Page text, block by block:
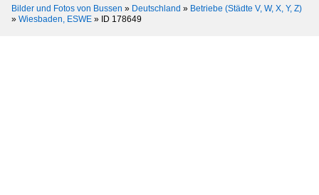
Bilder und Fotos von Bussen » Deutschland » Betriebe (Städte V, W, X, Y, Z)
» Wiesbaden, ESWE » ID 178649